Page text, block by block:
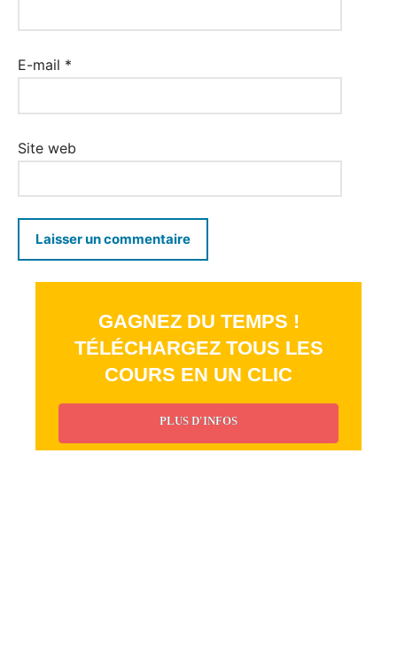
E-mail *
Site web
GAGNEZ DU TEMPS !
TÉLÉCHARGEZ TOUS LES
COURS EN UN CLIC
PLUS D'INFOS